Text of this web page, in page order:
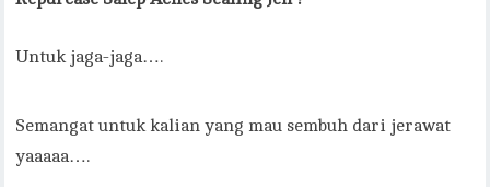
Untuk jaga-jaga….
Semangat untuk kalian yang mau sembuh dari jerawat
yaaaaa….